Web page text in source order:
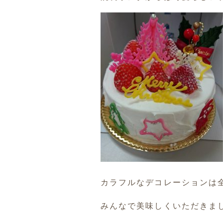
カラフルなデコレーションは
みんなで美味しくいただきま